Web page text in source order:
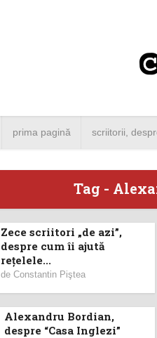
prima pagină scriitorii,
Tag -
Zece scriitori „de azi”,
despre cum îi ajută
reţelele...
de Constantin Piştea
Alexandru Bordian,
despre “Casa Inglezi”
Angela
București.
4 minute